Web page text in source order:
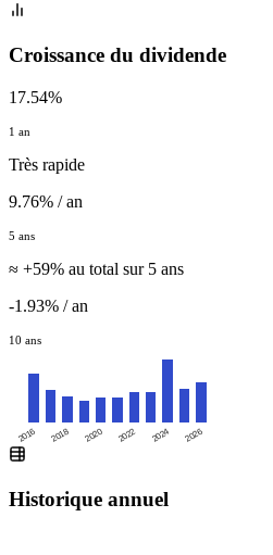
Croissance du dividende
17.54%
1 an
Très rapide
9.76% / an
5 ans
≈ +59% au total sur 5 ans
-1.93% / an
10 ans
2016 2018 2020 2022 2024 2026
Historique annuel